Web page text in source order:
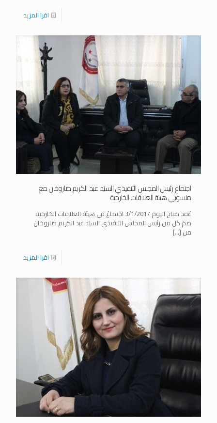
اقرا المزيد
اجتماع رئيس المجلس التنفيذي السيَد عبد الكريم صاروخان مع
منسوبي هيئة العلاقات الخارجية
عُقد صباح اليوم 3/1/2017 اجتماعٌ في هيئة العلاقات الخارجية
ضمَ كل من رئيس المجلس التنفيذي السيَد عبد الكريم صاروخان
من […]
اقرا المزيد